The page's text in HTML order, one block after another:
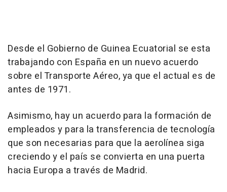
Desde el Gobierno de Guinea Ecuatorial se esta
trabajando con España en un nuevo acuerdo
sobre el Transporte Aéreo, ya que el actual es de
antes de 1971.
Asimismo, hay un acuerdo para la formación de
empleados y para la transferencia de tecnología
que son necesarias para que la aerolínea siga
creciendo y el país se convierta en una puerta
hacia Europa a través de Madrid.